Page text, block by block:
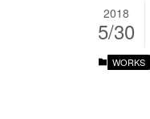
2018
5/30
WORKS